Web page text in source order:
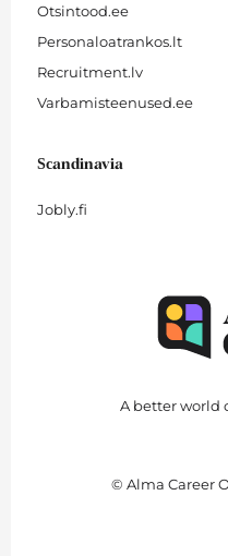
Otsintood.ee
Personaloatrankos.lt
Recruitment.lv
Varbamisteenused.ee
Scandinavia
Jobly.fi
A better world
© Alma Career